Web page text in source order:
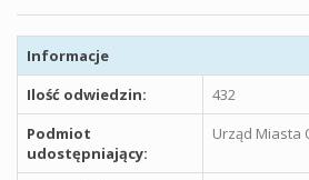
Informacje
Ilość odwiedzin:
432
Podmiot
udostępniający:
Urząd Miasta